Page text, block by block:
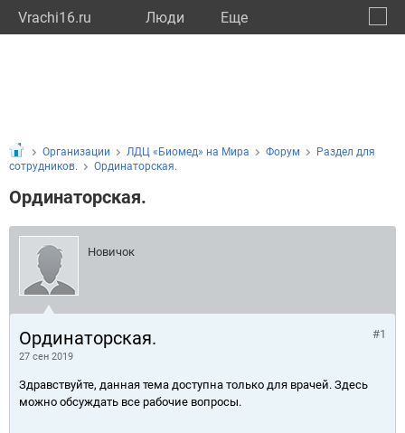
Vrachi16.ru Люди Eще
Организации ЛДЦ «Биомед» на Мира Форум
Раздел для
сотрудников.
Ординаторская.
Ординаторская.
Новичок
Ординаторская.
27 сен 2019
#1
Здравствуйте, данная тема доступна только для врачей. Здесь
можно обсуждать все рабочие вопросы.